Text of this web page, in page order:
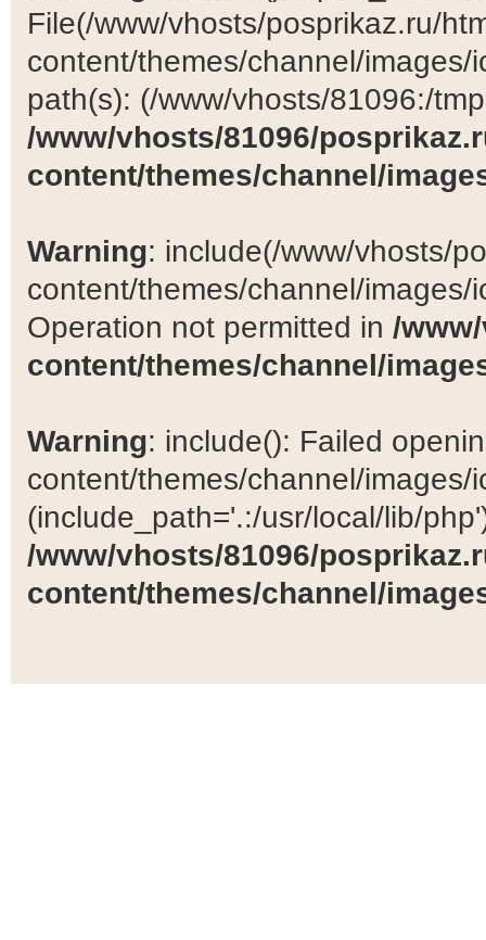
File(/www/vhosts/posprikaz.ru/
content/themes/channel/
path(s): (/www/vhosts/81096:/
/www/vhosts/81096/
content/themes/channel/
Warning: include(/www/vhosts/
content/themes/channel/
Operation not permitted in /
content/themes/channel/
Warning: include(): Failed
content/themes/channel/images/
(include_path='.:/usr/local/lib/
/www/vhosts/81096/
content/themes/channel/